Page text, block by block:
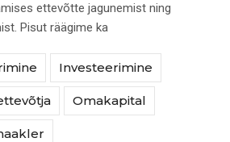
ettevõtte jagunemist ning
Pisut räägime ka
Investeerimine
Omakapital